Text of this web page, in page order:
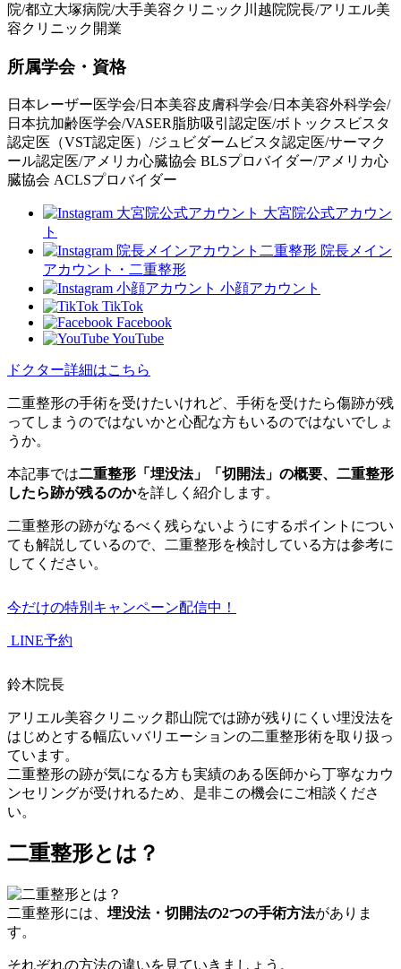
院/都立大塚病院/大手美容クリニック川越院院長/アリエル美
容クリニック開業
所属学会・資格
日本レーザー医学会/日本美容皮膚科学会/日本美容外科学会/
日本抗加齢医学会/VASER脂肪吸引認定医/ボトックスビスタ
認定医（VST認定医）/ジュビダームビスタ認定医/サーマク
ール認定医/アメリカ心臓協会 BLSプロバイダー/アメリカ心
臓協会 ACLSプロバイダー
大宮院公式アカウン
ト
院長メイン
アカウント・二重整形
小顔アカウント
TikTok
Facebook
YouTube
ドクター詳細はこちら
二重整形の手術を受けたいけれど、手術を受けたら傷跡が残
ってしまうのではないかと心配な方もいるのではないでしょ
うか。
本記事では二重整形「埋没法」「切開法」の概要、二重整形
したら跡が残るのかを詳しく紹介します。
二重整形の跡がなるべく残らないようにするポイントについ
ても解説しているので、二重整形を検討している方は参考に
してください。
今だけの特別キャンペーン配信中！
LINE予約
鈴木院長
アリエル美容クリニック郡山院では跡が残りにくい埋没法を
はじめとする幅広いバリエーションの二重整形術を取り扱っ
ています。
二重整形の跡が気になる方も実績のある医師から丁寧なカウ
ンセリングが受けれるため、是非この機会にご相談くださ
い。
二重整形とは？
二重整形には、 埋没法・切開法の2つの手術方法がありま
す。
それぞれの方法の違いを見ていきましょう。